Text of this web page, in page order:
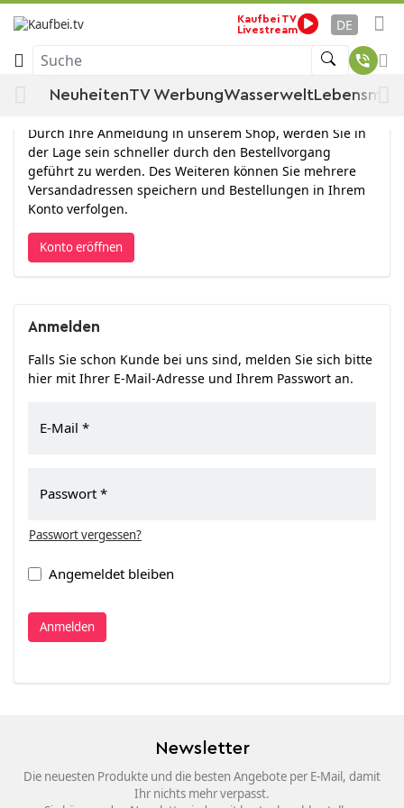
Kaufbei TV
Livestream
DE
Suche
NeuheitenTV WerbungWasserwelt
Anmelden
Konto eröffnen
Durch Ihre Anmeldung in unserem Shop, werden Sie in
der Lage sein schneller durch den Bestellvorgang
geführt zu werden. Des Weiteren können Sie mehrere
Versandadressen speichern und Bestellungen in Ihrem
Konto verfolgen.
Konto eröffnen
Anmelden
Falls Sie schon Kunde bei uns sind, melden Sie sich bitte
hier mit Ihrer E-Mail-Adresse und Ihrem Passwort an.
E-Mail
Passwort
Passwort vergessen?
Angemeldet bleiben
Anmelden
Newsletter
Die neuesten Produkte und die besten Angebote per E-Mail, damit
Ihr nichts mehr verpasst.